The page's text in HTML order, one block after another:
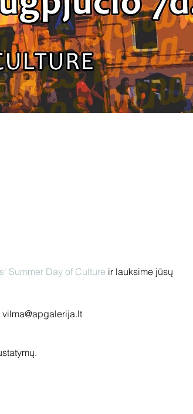
Summer Day of Culture ir lauksime jūsų